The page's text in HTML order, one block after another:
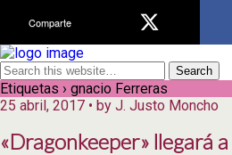
Etiquetas › gnacio Ferreras
25 abril, 2017 • by J. Justo Moncho
«Dragonkeeper» llegará
Comparte